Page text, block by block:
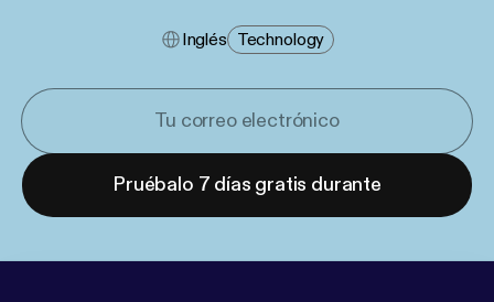
Inglés Technology
Pruébalo 7 días gratis durante